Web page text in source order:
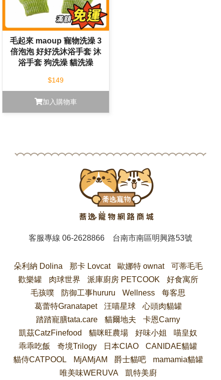
毛起來 maoup 寵物洗澡 3
倍泡泡 好好洗沐浴手套 沐
浴手套 狗洗澡 貓洗澡
$149
加入購物車
客服專線06-2628866 台南市南區明興路53號
朵利納 Dolina 那卡 Lovcat 歐娜特 ownat
可蒂毛毛
歡樂罐
肉球世界 派庫廚房 PETCOOK
好食寓所
毛孩噗
防御工事hururu Wellness
每客思
葛蕾特Granatapet
汪喵星球
心頭肉貓罐
踏踏寵膳tata.care
貓爾地夫
卡恩Carny
凱茲CatzFinefood
貓咪旺農場 好味小姐
喵皇奴
乖乖吃飯
奇境Trilogy 日本CIAO
CANIDAE貓罐
貓侍CATPOOL
MjAMjAM 爵士貓吧
mamamia貓罐
唯美味WERUVA
凱特美廚